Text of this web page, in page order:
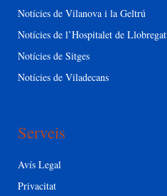
Notícies de Vilanova i la Geltrú
Notícies de l’Hospitalet de Llobregat
Notícies de Sitges
Notícies de Viladecans
Serveis
Avís Legal
Privacitat